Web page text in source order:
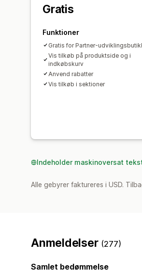
Gratis
Funktioner
Gratis for Partner-
Vis tilkøb på produktside og i
indkøbskurv
Anvend rabatter
Vis tilkøb i sektioner
Indeholder maskinoversat
Alle gebyrer faktureres i USD.
Anmeldelser (277)
Samlet bedømmelse